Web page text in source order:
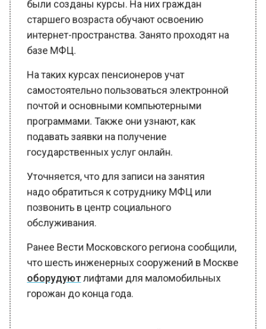
старшего возраста обучают освоению
интернет-пространства. Занято проходят на
базе МФЦ.
На таких курсах пенсионеров учат
самостоятельно пользоваться электронной
почтой и основными компьютерными
программами. Также они узнают, как
подавать заявки на получение
государственных услуг онлайн.
Уточняется, что для записи на занятия
надо обратиться к сотруднику МФЦ или
позвонить в центр социального
обслуживания.
Ранее Вести Московского региона сообщили,
что шесть инженерных сооружений в Москве
оборудуютлифтами для маломобильных
горожан до конца года.